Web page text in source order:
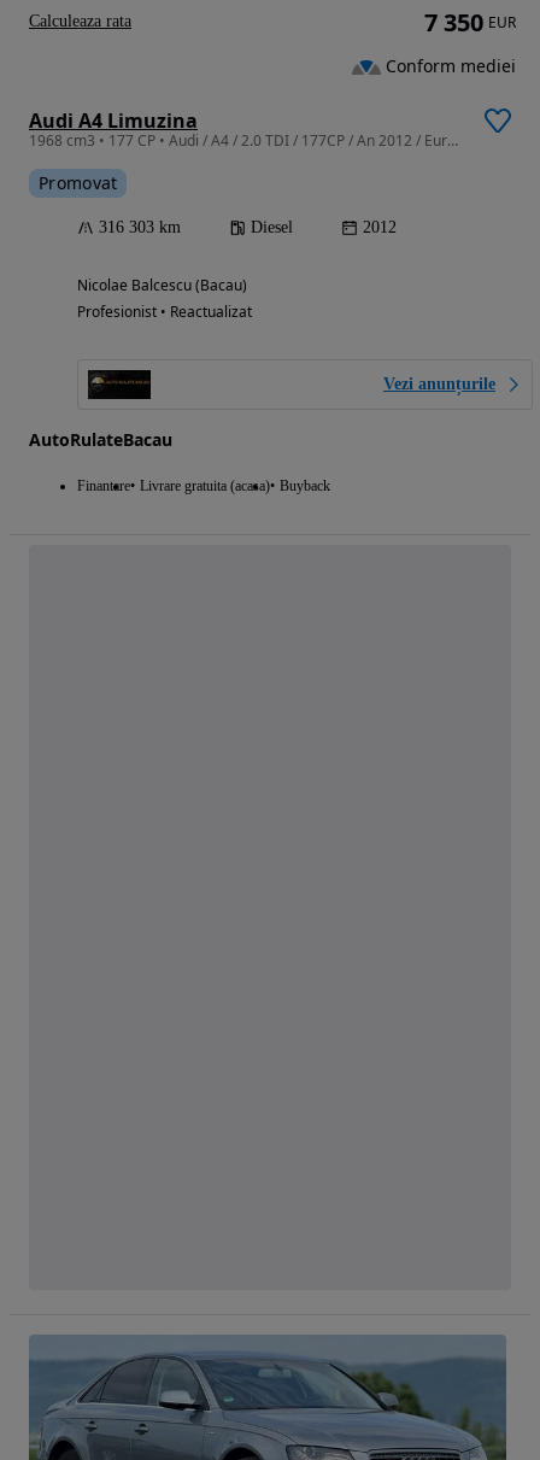
Audi A4 Limuzina
1968 cm3 • 177 CP • Audi / A4 / 2.0 TDI / 177CP / An 2012 / Euro 5 / Automată
Promovat
316 303 km Diesel 2012
Nicolae Balcescu (Bacau)
Profesionist • Reactualizat
Vezi anunțurile
AutoRulateBacau
Finantare Livrare gratuita (acasa) Buyback
7 350 EUR
Conform mediei
Calculeaza rata